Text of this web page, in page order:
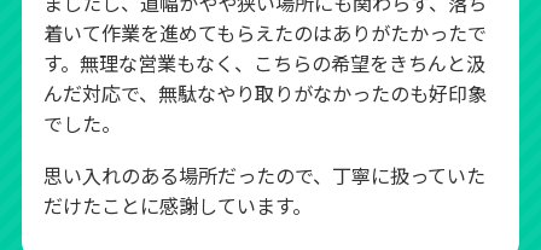
着いて作業を進めてもらえたのはありがたかったで
す。無理な営業もなく、こちらの希望をきちんと汲
んだ対応で、無駄なやり取りがなかったのも好印象
でした。
思い入れのある場所だったので、丁寧に扱っていた
だけたことに感謝しています。